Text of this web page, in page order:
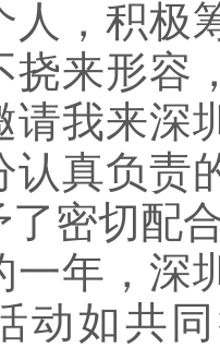
人，积极
挠来形容
请我来深
认真负责
了密切配
，深圳
动如共